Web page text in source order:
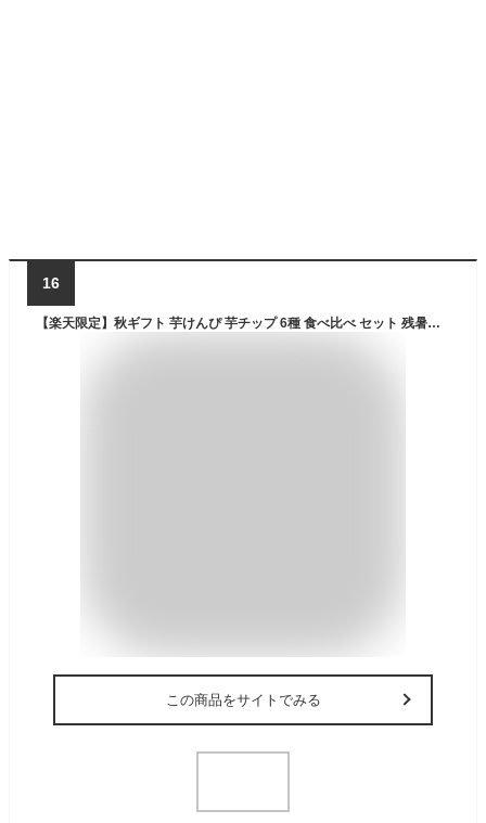
16
【楽天限定】秋ギフト 芋けんぴ 芋チップ 6種 食べ比べ セット 残暑御見舞 ギフト お芋スイーツ ギフト プチギフト 和スイーツ プレゼント 茨城県産 紅はるか 天日干し お取り寄せ お祝い 6種セット 詰合せ 内祝い
この商品をサイトでみる